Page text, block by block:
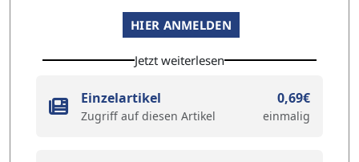
HIER ANMELDEN
Jetzt weiterlesen
Einzelartikel
Zugriff auf diesen Artikel
0,69€
einmalig